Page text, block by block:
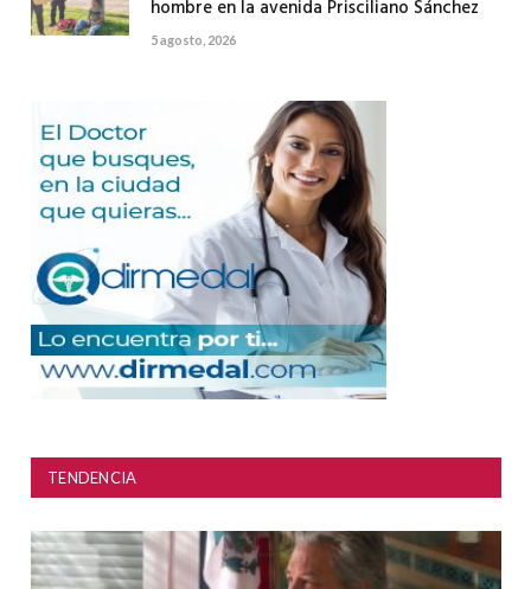
hombre en la avenida Prisciliano Sánchez
5 agosto, 2026
TENDENCIA